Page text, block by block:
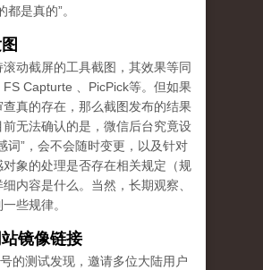
都是真的”。
动截屏的工具截图，其效果等同
Capturte 、PicPick等。但如果
真的存在，那么截图发布的结果
无法确认的是，微信后台究竟设
词”，会不会随时变更，以及针对
象的处理是否存在相关规定（规
内容是什么。当然，长期观察、
些规律。
镜像链接
的测试发现，邀请多位大陆用户